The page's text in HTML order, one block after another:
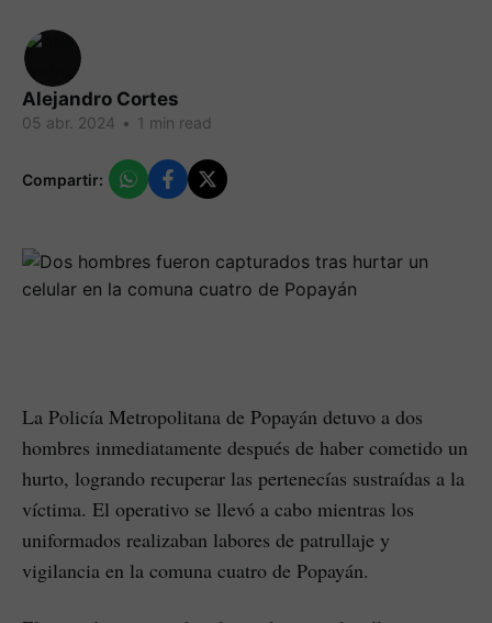
Alejandro Cortes
05 abr. 2024 • 1 min read
Compartir:
La Policía Metropolitana de Popayán detuvo a dos
hombres inmediatamente después de haber cometido un
hurto, logrando recuperar las pertenecías sustraídas a la
víctima. El operativo se llevó a cabo mientras los
uniformados realizaban labores de patrullaje y
vigilancia en la comuna cuatro de Popayán.